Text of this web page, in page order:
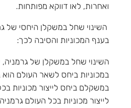
ואחרות, לאו דווקא מפותחות.
השינוי שחל במשקלן היחסי של
בענף המכוניות והסיבה לכך:
השינוי שחל במשקלן של גרמניה,
במכוניות ביחס לשאר העולם
במשקלם ביחס לייצור מכוניות
לייצור מכוניות בכל העולם